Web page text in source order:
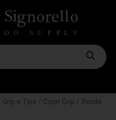
Grip e Tips / Copri Grip / Benda